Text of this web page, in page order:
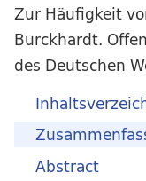
Zur Häufigkeit
Burckhardt.
des Deutschen
Abstract